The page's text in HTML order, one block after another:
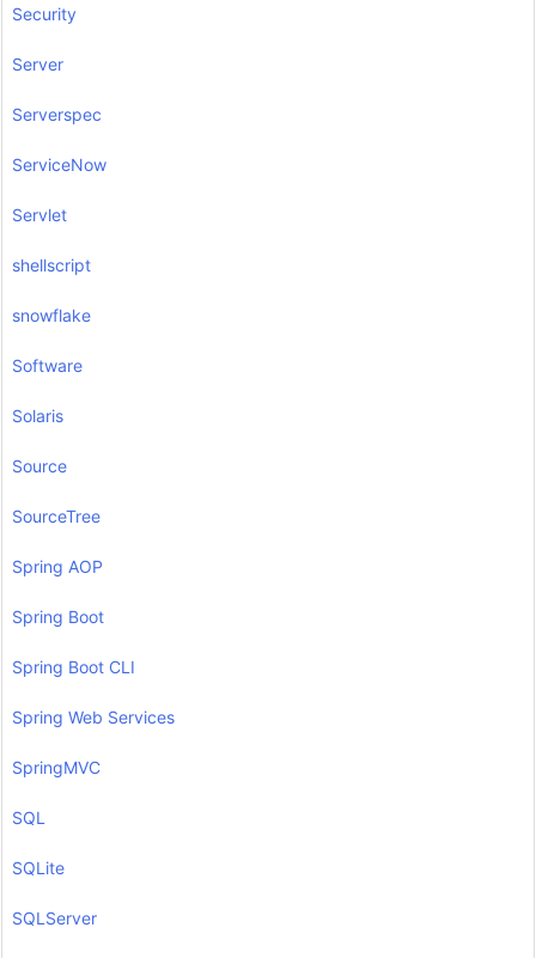
Security
Server
Serverspec
ServiceNow
Servlet
shellscript
snowflake
Software
Solaris
Source
SourceTree
Spring AOP
Spring Boot
Spring Boot CLI
Spring Web Services
SpringMVC
SQL
SQLite
SQLServer